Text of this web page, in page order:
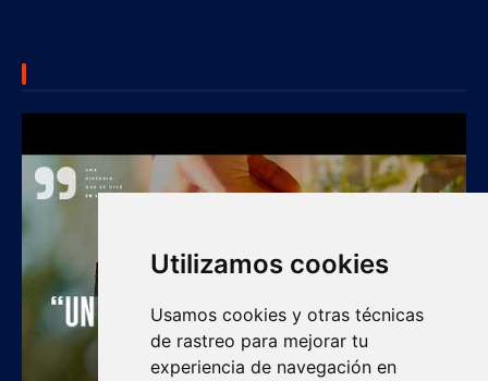
Utilizamos cookies
Usamos cookies y otras técnicas
de rastreo para mejorar tu
experiencia de navegación en